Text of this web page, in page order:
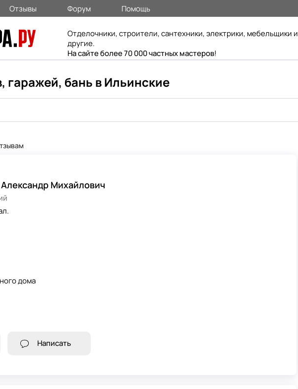
Отзывы Форум Помощь
Отделочники, строители, сантехники, электрики, мебельщики и
другие.
На сайте более 70 000 частных мастеров!
гаражей, бань в Ильинские
Михайлович
дома
Написать